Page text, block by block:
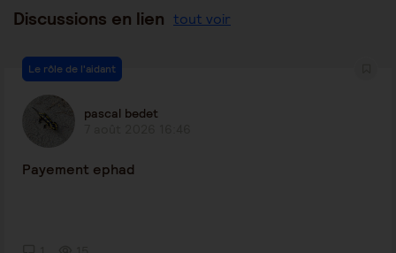
Discussions en lien tout voir
Le rôle de l'aidant
pascal bedet
Payement ephad